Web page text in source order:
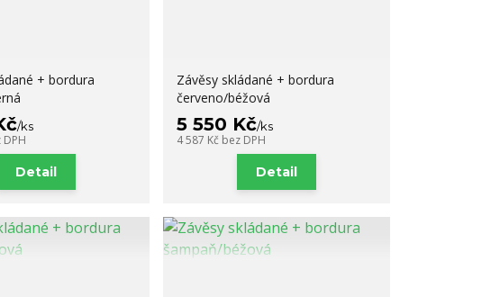
+ bordura
/ks
DPH
Detail
Závěsy skládané + bordura
červeno/béžová
5 550 Kč/ks
4 587 Kč bez DPH
Detail